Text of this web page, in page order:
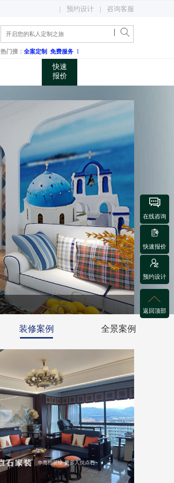
咨询电话 400 048 0731
预约设计 咨询客服
热门搜： 全案定制 免费服务 1
快速
报价

在线咨询

快速报价

预约设计

返回顶部
装修案例 全景案例